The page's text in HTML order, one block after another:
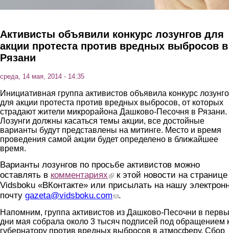
Активисты объявили конкурс лозунгов для
акции протеста против вредных выбросов в
Рязани
среда, 14 мая, 2014 - 14:35
Инициативная группа активистов объявила конкурс
для акции протеста против вредных выбросов, от которых
страдают жители микрорайона Дашково-Песочня в Рязани.
Лозунги должны касаться темы акции, все достойные
варианты будут представлены на митинге. Место и время
проведения самой акции будет определено в ближайшее
время.
Варианты лозунгов по просьбе активистов можно
оставлять в комментариях (link is external)
к этой новости на странице
Vidsboku «ВКонтакте» или присылать на нашу
почту gazeta@vidsboku.com (link sends e-mail)
.
Напомним, группа активистов из Дашково-Песочни в
дни мая собрала около 3 тысяч подписей под обращением
губернатору против вредных выбросов в атмосферу. Сбор